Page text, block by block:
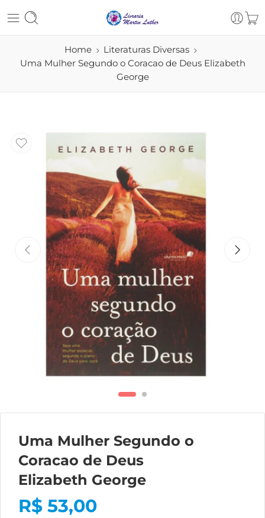
Home
Literaturas Diversas
Uma Mulher Segundo o Coracao de Deus Elizabeth
George
Uma Mulher Segundo o
Coracao de Deus
Elizabeth George
R$ 53,00